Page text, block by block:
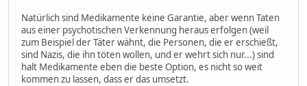
Natürlich sind Medikamente keine Garantie, aber wenn Taten
aus einer psychotischen Verkennung heraus erfolgen (weil
zum Beispiel der Täter wähnt, die Personen, die er erschießt,
sind Nazis, die ihn töten wollen, und er wehrt sich nur...) sind
halt Medikamente eben die beste Option, es nicht so weit
kommen zu lassen, dass er das umsetzt.